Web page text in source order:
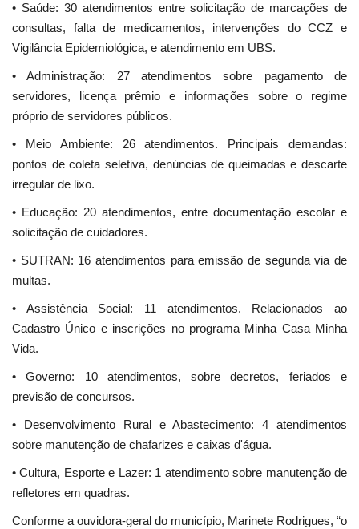
• Saúde: 30 atendimentos entre solicitação de marcações de
consultas, falta de medicamentos, intervenções do CCZ e
Vigilância Epidemiológica, e atendimento em UBS.
• Administração: 27 atendimentos sobre pagamento de
servidores, licença prêmio e informações sobre o regime
próprio de servidores públicos.
• Meio Ambiente: 26 atendimentos. Principais demandas:
pontos de coleta seletiva, denúncias de queimadas e descarte
irregular de lixo.
• Educação: 20 atendimentos, entre documentação escolar e
solicitação de cuidadores.
• SUTRAN: 16 atendimentos para emissão de segunda via de
multas.
• Assistência Social: 11 atendimentos. Relacionados ao
Cadastro Único e inscrições no programa Minha Casa Minha
Vida.
• Governo: 10 atendimentos, sobre decretos, feriados e
previsão de concursos.
• Desenvolvimento Rural e Abastecimento: 4 atendimentos
sobre manutenção de chafarizes e caixas d'água.
• Cultura, Esporte e Lazer: 1 atendimento sobre manutenção de
refletores em quadras.
Conforme a ouvidora-geral do município, Marinete Rodrigues, “o